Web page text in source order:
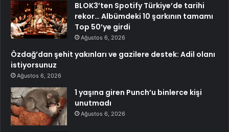
BLOK3’ten Spotify Türkiye’de tarihi
rekor… Albümdeki 10 şarkının tamamı
Top 50’ye girdi
Ağustos 6, 2026
Özdağ’dan şehit yakınları ve gazilere destek: Adil olanı
istiyorsunuz
Ağustos 6, 2026
1 yaşına giren Punch’u binlerce kişi
unutmadı
Ağustos 6, 2026